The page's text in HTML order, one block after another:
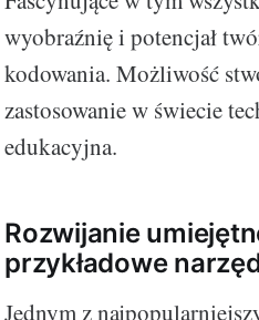
wyobraźnię i potencjał
kodowania. Możliwość
zastosowanie w świecie
edukacyjna.
Rozwijanie
przykładowe
Jednym z